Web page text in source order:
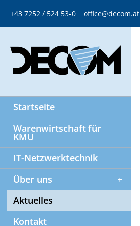
+43 7252 / 524 53-0 office@decom.at
Startseite
Warenwirtschaft für
KMU
IT-Netzwerktechnik
Über uns
Aktuelles
Kontakt